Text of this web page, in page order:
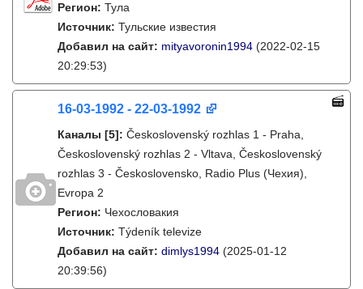
Регион: Тула
Источник: Тульские известия
Добавил на сайт: mityavoronin1994 (2022-02-15
20:29:53)
16-03-1992 - 22-03-1992
Каналы [5]: Československý rozhlas 1 - Praha,
Československý rozhlas 2 - Vltava, Československý
rozhlas 3 - Československo, Radio Plus (Чехия),
Evropa 2
Регион: Чехословакия
Источник: Týdeník televize
Добавил на сайт: dimlys1994 (2025-01-12
20:39:56)